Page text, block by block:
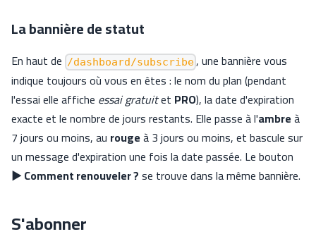
La bannière de statut
En haut de /dashboard/subscribe, une bannière vous
indique toujours où vous en êtes : le nom du plan (pendant
l'essai elle affiche essai gratuitet PRO), la date d'expiration
exacte et le nombre de jours restants. Elle passe à l'ambreà
7 jours ou moins, au rougeà 3 jours ou moins, et bascule sur
un message d'expiration une fois la date passée. Le bouton
▶ Comment renouveler ?se trouve dans la même bannière.
S'abonner